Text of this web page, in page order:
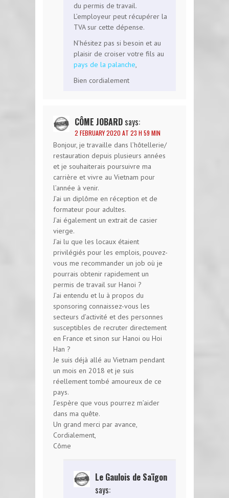
du permis de travail.
L’employeur peut récupérer la
TVA sur cette dépense.
N’hésitez pas si besoin et au
plaisir de croiser votre fils au
pays de la palanche,
Bien cordialement
CÔME JOBARD says:
2 FEBRUARY 2020 AT 23 H 59 MIN
Bonjour, je travaille dans l’hôtellerie/
restauration depuis plusieurs années
et je souhaiterais poursuivre ma
carrière et vivre au Vietnam pour
l’année à venir.
J’ai un diplôme en réception et de
formateur pour adultes.
J’ai également un extrait de casier
vierge.
J’ai lu que les locaux étaient
privilégiés pour les emplois, pouvez-
vous me recommander un job où je
pourrais obtenir rapidement un
permis de travail sur Hanoi ?
J’ai entendu et lu à propos du
sponsoring connaissez-vous les
secteurs d’activité et des personnes
susceptibles de recruter directement
en France et sinon sur Hanoi ou Hoi
Han ?
Je suis déjà allé au Vietnam pendant
un mois en 2018 et je suis
réellement tombé amoureux de ce
pays.
J’espère que vous pourrez m’aider
dans ma quête.
Un grand merci par avance,
Cordialement,
Côme
Le Gaulois de Saïgon
says: